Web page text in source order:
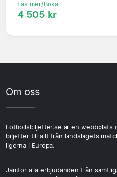
Läs mer/Boka
4 505 kr
Om oss
Fotbollsbiljetter.se är en webbplats
biljetter till allt från landslagets
ligorna i Europa.
Jämför alla erbjudanden från